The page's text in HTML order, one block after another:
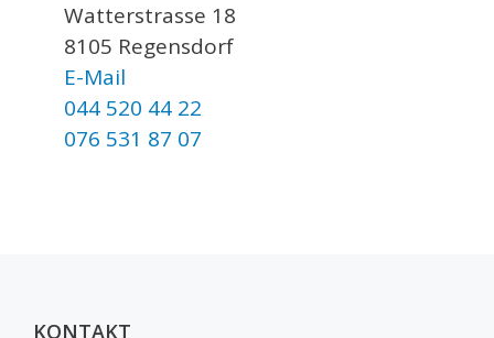
Watterstrasse 18
8105 Regensdorf
E-Mail
044 520 44 22
076 531 87 07
KONTAKT